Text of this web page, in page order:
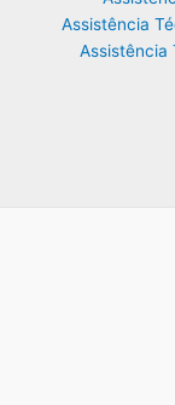
Assistência
Assistência